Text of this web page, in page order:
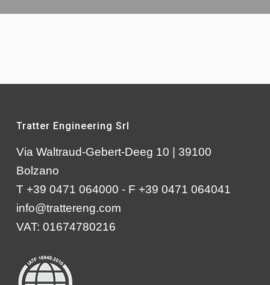
Tratter Engineering Srl
Via Waltraud-Gebert-Deeg 10 | 39100
Bolzano
T +39 0471 064000 - F +39 0471 064041
info@trattereng.com
VAT: 01674780216